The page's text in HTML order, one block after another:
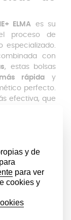
ELMA es su
proceso de
especializado.
con
, estas bolsas
rápida y
perfecto.
efectiva, que
su
por una capa
entre dos
protección
la oxidación y